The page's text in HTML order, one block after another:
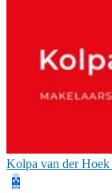
Kolpa van der